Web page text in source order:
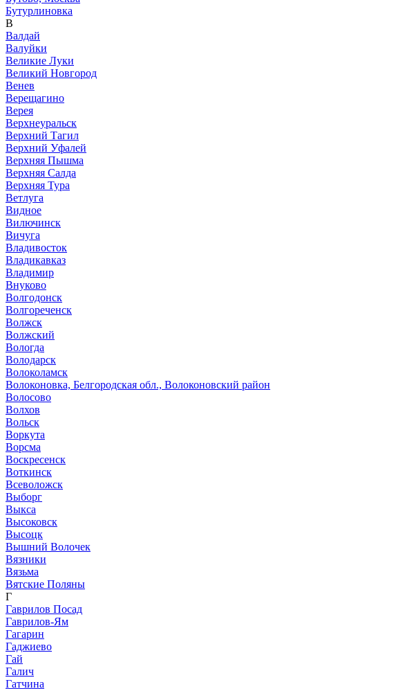
Бутурлиновка
В
Валдай
Валуйки
Великие Луки
Великий Новгород
Венев
Верещагино
Верея
Верхнеуральск
Верхний Тагил
Верхний Уфалей
Верхняя Пышма
Верхняя Салда
Верхняя Тура
Ветлуга
Видное
Вилючинск
Вичуга
Владивосток
Владикавказ
Владимир
Внуково
Волгодонск
Волгореченск
Волжск
Волжский
Вологда
Володарск
Волоколамск
Волоконовка, Белгородская обл., Волоконовский район
Волосово
Волхов
Вольск
Воркута
Ворсма
Воскресенск
Воткинск
Всеволожск
Выборг
Выкса
Высоковск
Высоцк
Вышний Волочек
Вязники
Вязьма
Вятские Поляны
Г
Гаврилов Посад
Гаврилов-Ям
Гагарин
Гаджиево
Гай
Галич
Гатчина